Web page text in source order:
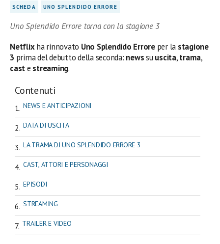
SCHEDA UNO SPLENDIDO ERRORE
Uno Splendido Errore torna con la stagione 3
Netflixha rinnovato Uno Splendido Erroreper la stagione
3 prima del debutto della seconda: newssuuscita,trama,
caste streaming.
Contenuti
NEWS E ANTICIPAZIONI
DATA DI USCITA
LA TRAMA DI UNO SPLENDIDO ERRORE 3
CAST, ATTORI E PERSONAGGI
EPISODI
STREAMING
TRAILER E VIDEO